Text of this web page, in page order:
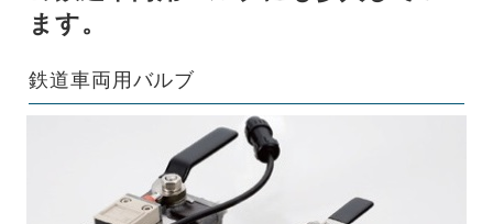
ます。
鉄道車両用バルブ